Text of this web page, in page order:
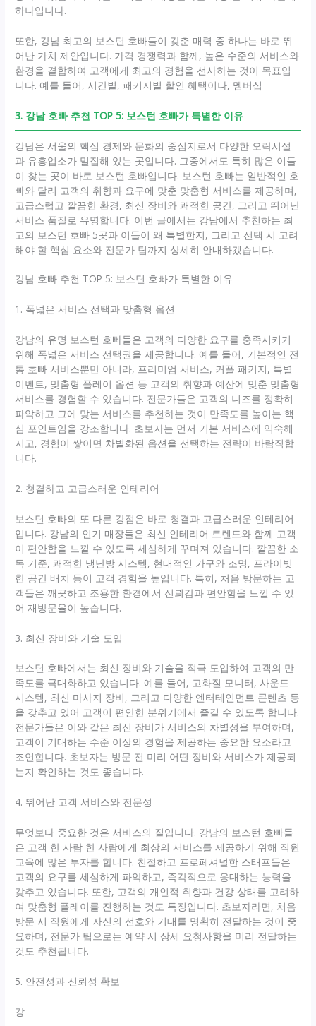
하나입니다.
또한, 강남 최고의 보스턴 호빠들이 갖춘 매력 중 하나는 바로 뛰
어난 가치 제안입니다. 가격 경쟁력과 함께, 높은 수준의 서비스와
환경을 결합하여 고객에게 최고의 경험을 선사하는 것이 목표입
니다. 예를 들어, 시간별, 패키지별 할인 혜택이나, 멤버십
3. 강남 호빠 추천 TOP 5: 보스턴 호빠가 특별한 이유
강남은 서울의 핵심 경제와 문화의 중심지로서 다양한 오락시설
과 유흥업소가 밀집해 있는 곳입니다. 그중에서도 특히 많은 이들
이 찾는 곳이 바로 보스턴 호빠입니다. 보스턴 호빠는 일반적인 호
빠와 달리 고객의 취향과 요구에 맞춘 맞춤형 서비스를 제공하며,
고급스럽고 깔끔한 환경, 최신 장비와 쾌적한 공간, 그리고 뛰어난
서비스 품질로 유명합니다. 이번 글에서는 강남에서 추천하는 최
고의 보스턴 호빠 5곳과 이들이 왜 특별한지, 그리고 선택 시 고려
해야 할 핵심 요소와 전문가 팁까지 상세히 안내하겠습니다.
강남 호빠 추천 TOP 5: 보스턴 호빠가 특별한 이유
1. 폭넓은 서비스 선택과 맞춤형 옵션
강남의 유명 보스턴 호빠들은 고객의 다양한 요구를 충족시키기
위해 폭넓은 서비스 선택권을 제공합니다. 예를 들어, 기본적인 전
통 호빠 서비스뿐만 아니라, 프리미엄 서비스, 커플 패키지, 특별
이벤트, 맞춤형 플레이 옵션 등 고객의 취향과 예산에 맞춘 맞춤형
서비스를 경험할 수 있습니다. 전문가들은 고객의 니즈를 정확히
파악하고 그에 맞는 서비스를 추천하는 것이 만족도를 높이는 핵
심 포인트임을 강조합니다. 초보자는 먼저 기본 서비스에 익숙해
지고, 경험이 쌓이면 차별화된 옵션을 선택하는 전략이 바람직합
니다.
2. 청결하고 고급스러운 인테리어
보스턴 호빠의 또 다른 강점은 바로 청결과 고급스러운 인테리어
입니다. 강남의 인기 매장들은 최신 인테리어 트렌드와 함께 고객
이 편안함을 느낄 수 있도록 세심하게 꾸며져 있습니다. 깔끔한 소
독 기준, 쾌적한 냉난방 시스템, 현대적인 가구와 조명, 프라이빗
한 공간 배치 등이 고객 경험을 높입니다. 특히, 처음 방문하는 고
객들은 깨끗하고 조용한 환경에서 신뢰감과 편안함을 느낄 수 있
어 재방문율이 높습니다.
3. 최신 장비와 기술 도입
보스턴 호빠에서는 최신 장비와 기술을 적극 도입하여 고객의 만
족도를 극대화하고 있습니다. 예를 들어, 고화질 모니터, 사운드
시스템, 최신 마사지 장비, 그리고 다양한 엔터테인먼트 콘텐츠 등
을 갖추고 있어 고객이 편안한 분위기에서 즐길 수 있도록 합니다.
전문가들은 이와 같은 최신 장비가 서비스의 차별성을 부여하며,
고객이 기대하는 수준 이상의 경험을 제공하는 중요한 요소라고
조언합니다. 초보자는 방문 전 미리 어떤 장비와 서비스가 제공되
는지 확인하는 것도 좋습니다.
4. 뛰어난 고객 서비스와 전문성
무엇보다 중요한 것은 서비스의 질입니다. 강남의 보스턴 호빠들
은 고객 한 사람 한 사람에게 최상의 서비스를 제공하기 위해 직원
교육에 많은 투자를 합니다. 친절하고 프로페셔널한 스태프들은
고객의 요구를 세심하게 파악하고, 즉각적으로 응대하는 능력을
갖추고 있습니다. 또한, 고객의 개인적 취향과 건강 상태를 고려하
여 맞춤형 플레이를 진행하는 것도 특징입니다. 초보자라면, 처음
방문 시 직원에게 자신의 선호와 기대를 명확히 전달하는 것이 중
요하며, 전문가 팁으로는 예약 시 상세 요청사항을 미리 전달하는
것도 추천됩니다.
5. 안전성과 신뢰성 확보
강